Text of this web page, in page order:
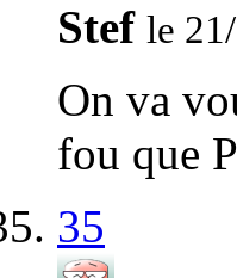
Stef le
On va
fou que
35